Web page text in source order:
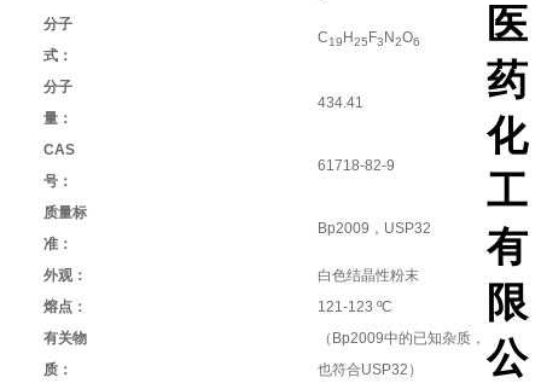
分子
式：
C19 H25 F3 N2O6
分子
量：
434.41
CAS
号：
61718-82-9
质量标
准：
Bp2009，USP32
外观：
白色结晶性粉末
熔点：
121-123 ºC
有关物
质：
（Bp2009中的已知杂质，
也符合USP32）
医
药
化
工
有
限
公